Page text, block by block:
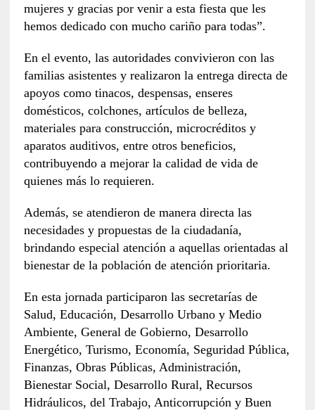
mujeres y gracias por venir a esta fiesta que les
hemos dedicado con mucho cariño para todas”.
En el evento, las autoridades convivieron con las
familias asistentes y realizaron la entrega directa de
apoyos como tinacos, despensas, enseres
domésticos, colchones, artículos de belleza,
materiales para construcción, microcréditos y
aparatos auditivos, entre otros beneficios,
contribuyendo a mejorar la calidad de vida de
quienes más lo requieren.
Además, se atendieron de manera directa las
necesidades y propuestas de la ciudadanía,
brindando especial atención a aquellas orientadas al
bienestar de la población de atención prioritaria.
En esta jornada participaron las secretarías de
Salud, Educación, Desarrollo Urbano y Medio
Ambiente, General de Gobierno, Desarrollo
Energético, Turismo, Economía, Seguridad Pública,
Finanzas, Obras Públicas, Administración,
Bienestar Social, Desarrollo Rural, Recursos
Hidráulicos, del Trabajo, Anticorrupción y Buen